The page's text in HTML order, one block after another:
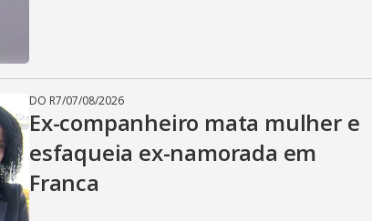
DO R7/07/08/2026
Ex-companheiro mata mulher e
esfaqueia ex-namorada em
Franca